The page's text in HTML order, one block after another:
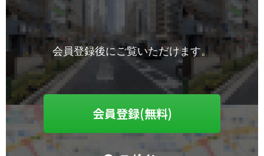
会員登録後にご覧いただけます。
会員登録(無料)